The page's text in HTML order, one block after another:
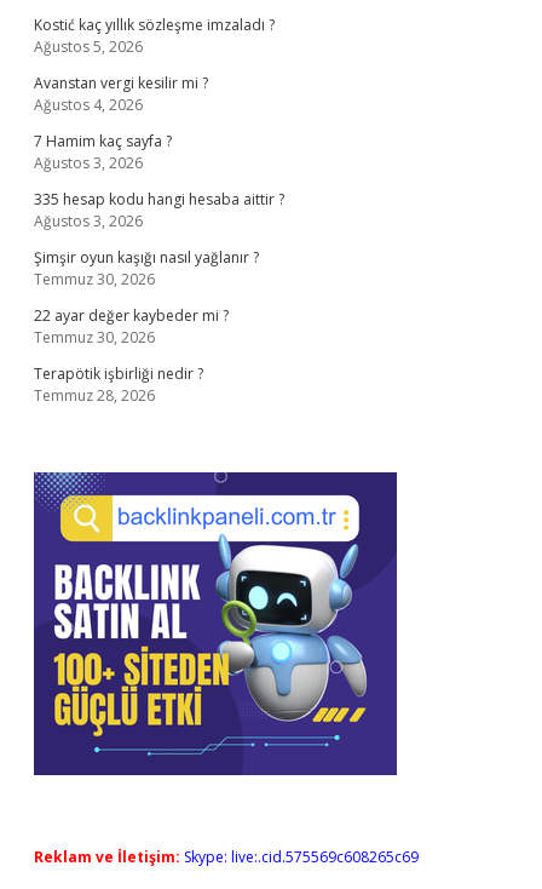
Kostić kaç yıllık sözleşme imzaladı ?
Ağustos 5, 2026
Avanstan vergi kesilir mi ?
Ağustos 4, 2026
7 Hamim kaç sayfa ?
Ağustos 3, 2026
335 hesap kodu hangi hesaba aittir ?
Ağustos 3, 2026
Şimşir oyun kaşığı nasıl yağlanır ?
Temmuz 30, 2026
22 ayar değer kaybeder mi ?
Temmuz 30, 2026
Terapötik işbirliği nedir ?
Temmuz 28, 2026
Reklam ve İletişim: Skype: live:.cid.575569c608265c69